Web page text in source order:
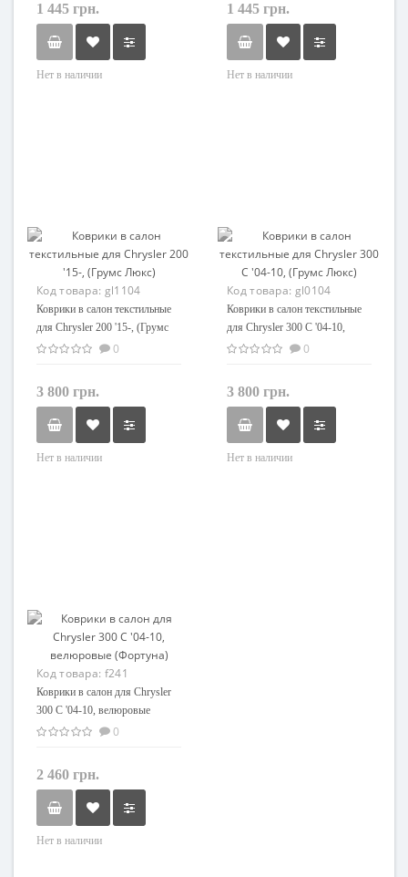
1 445 грн.
Нет в наличии
1 445 грн.
Нет в наличии
Код товара: gl1104
Коврики в салон текстильные
для Chrysler 200 '15-, (Грумс
Люкс)
0
3 800 грн.
Нет в наличии
Код товара: gl0104
Коврики в салон текстильные
для Chrysler 300 C '04-10,
(Грумс Люкс)
0
3 800 грн.
Нет в наличии
Код товара: f241
Коврики в салон для Chrysler
300 C '04-10, велюровые
(Фортуна)
0
2 460 грн.
Нет в наличии